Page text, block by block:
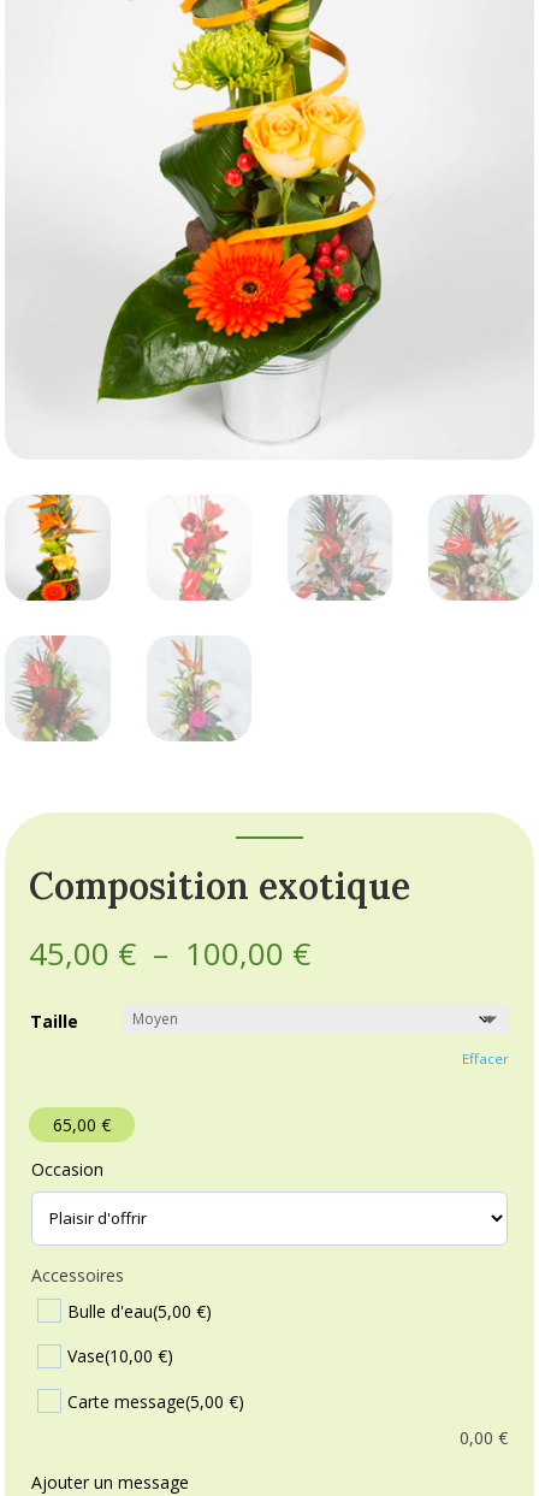
Composition exotique
45,00 € – 100,00 €Plage
de
prix :
45,00 €
Taille
Effacer
65,00€
Occasion
Accessoires
Bulle d'eau(5,00 €)
Vase(10,00 €)
Carte message(5,00 €)
0,00 €
Ajouter un message